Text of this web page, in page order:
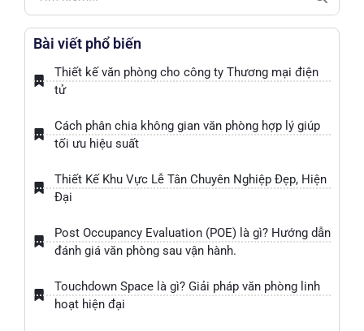
Bài viết phổ biến
Thiết kế văn phòng cho công ty Thương mại điện
tử
Cách phân chia không gian văn phòng hợp lý giúp
tối ưu hiệu suất
Thiết Kế Khu Vực Lễ Tân Chuyên Nghiệp Đẹp, Hiện
Đại
Post Occupancy Evaluation (POE) là gì? Hướng dẫn
đánh giá văn phòng sau vận hành.
Touchdown Space là gì? Giải pháp văn phòng linh
hoạt hiện đại